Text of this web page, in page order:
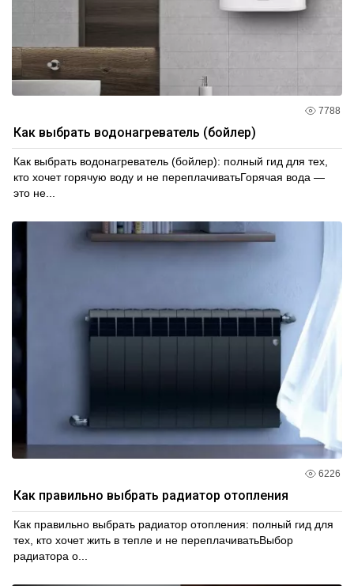
7788
Как выбрать водонагреватель (бойлер)
Как выбрать водонагреватель (бойлер): полный гид для тех,
кто хочет горячую воду и не переплачиватьГорячая вода —
это не...
6226
Как правильно выбрать радиатор отопления
Как правильно выбрать радиатор отопления: полный гид для
тех, кто хочет жить в тепле и не переплачиватьВыбор
радиатора о...